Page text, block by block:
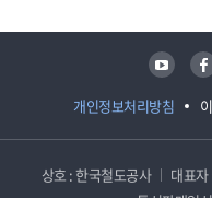
개인정보처리방침
유튜브 페이스북
상호 : 한국철도공사 대표자